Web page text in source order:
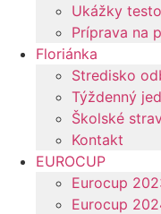
Ukážky
Príprava na
Floriánka
Stredisko
Týždenný
Školské
Kontakt
EUROCUP
Eurocup
Eurocup